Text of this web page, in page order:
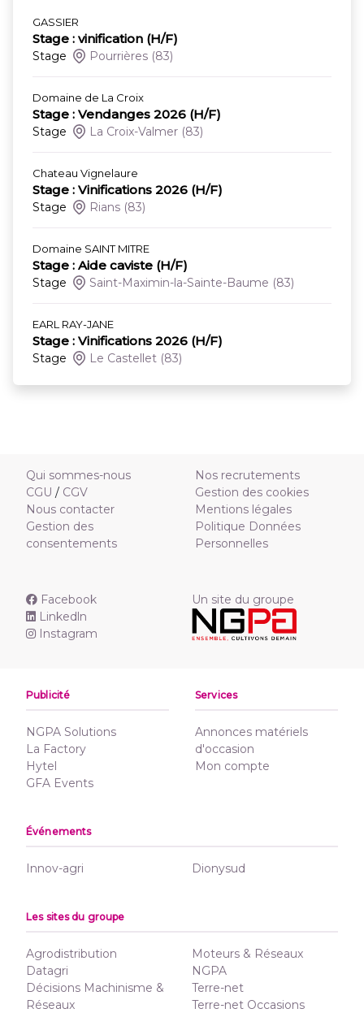
GASSIER
Stage : vinification (H/F)
Stage Pourrières (83)
Domaine de La Croix
Stage : Vendanges 2026 (H/F)
Stage La Croix-Valmer (83)
Chateau Vignelaure
Stage : Vinifications 2026 (H/F)
Stage Rians (83)
Domaine SAINT MITRE
Stage : Aide caviste (H/F)
Stage Saint-Maximin-la-Sainte-Baume (83)
EARL RAY-JANE
Stage : Vinifications 2026 (H/F)
Stage Le Castellet (83)
Qui sommes-nous
CGU / CGV
Nous contacter
Gestion des
consentements
Nos recrutements
Gestion des cookies
Mentions légales
Politique Données
Personnelles
Facebook
Linkedln
Instagram
Un site du groupe
Publicité
NGPA Solutions
La Factory
Hytel
GFA Events
Services
Annonces matériels
d'occasion
Mon compte
Événements
Innov-agri Dionysud
Les sites du groupe
Agrodistribution
Datagri
Décisions Machinisme &
Réseaux
Moteurs & Réseaux
NGPA
Terre-net
Terre-net Occasions